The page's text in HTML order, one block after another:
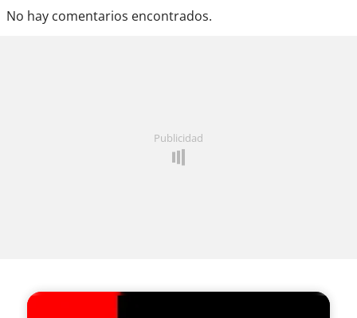
No hay comentarios encontrados.
Publicidad